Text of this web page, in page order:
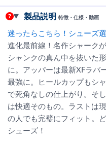
製品説明 特徴・仕様・動画
迷ったらこちら！シューズ
進化最前線！名作シャーク
シャンクの真ん中を抜いた
に。アッパーは最新XFラバ
最強に。ヒールカップもシ
で死角なしの仕上がり。そ
は快適そのもの。ラストは
の人でも完璧にフィット。
シューズ！